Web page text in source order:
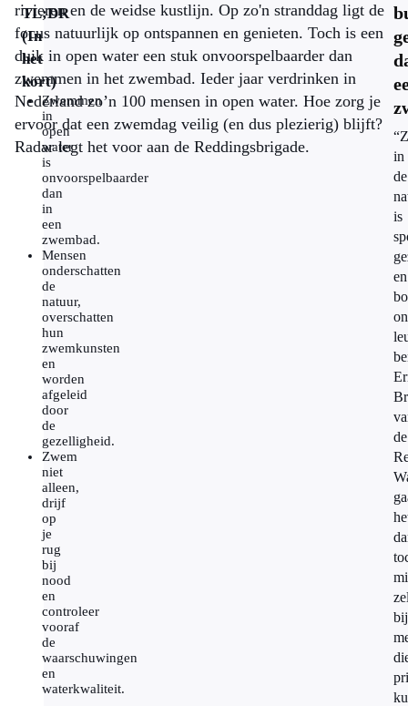
TL;DR
(In
het
kort)
Zwemmen
in
open
water
is
onvoorspelbaarder
dan
in
een
zwembad.
Mensen
onderschatten
de
natuur,
overschatten
hun
zwemkunsten
en
worden
afgeleid
door
de
gezelligheid.
Zwem
niet
alleen,
drijf
op
je
rug
bij
nood
en
controleer
vooraf
de
waarschuwingen
en
waterkwaliteit.
rivieren en de weidse kustlijn. Op zo'n stranddag ligt de
focus natuurlijk op ontspannen en genieten. Toch is een
duik in open water een stuk onvoorspelbaarder dan
zwemmen in het zwembad. Ieder jaar verdrinken in
Nederland zo’n 100 mensen in open water. Hoe zorg je
ervoor dat een zwemdag veilig (en dus plezierig) blijft?
Radar legt het voor aan de Reddingsbrigade.
in
de
is
en
de
bij